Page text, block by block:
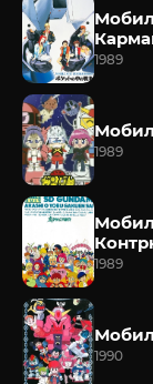
1989
1989
1989
1990